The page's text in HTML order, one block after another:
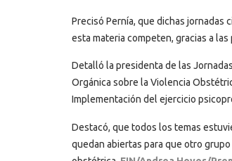
Precisó Pernía, que dichas
esta materia competen, gracias a
Detalló la presidenta de las
Orgánica sobre la Violencia
Implementación del ejercicio
Destacó, que todos los temas
quedan abiertas para que otro